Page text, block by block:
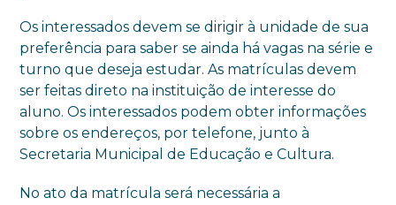
Os interessados devem se dirigir à unidade de sua
preferência para saber se ainda há vagas na série e
turno que deseja estudar. As matrículas devem
ser feitas direto na instituição de interesse do
aluno. Os interessados podem obter informações
sobre os endereços, por telefone, junto à
Secretaria Municipal de Educação e Cultura.
No ato da matrícula será necessária a